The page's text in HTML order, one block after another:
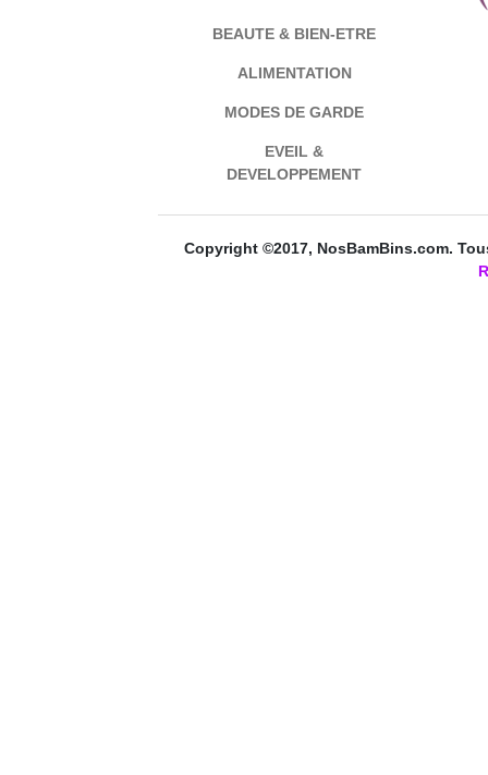
BEAUTE & BIEN-ETRE
ALIMENTATION
MODES DE GARDE
EVEIL &
DEVELOPPEMENT
Copyright ©2017, NosBamBins.com.